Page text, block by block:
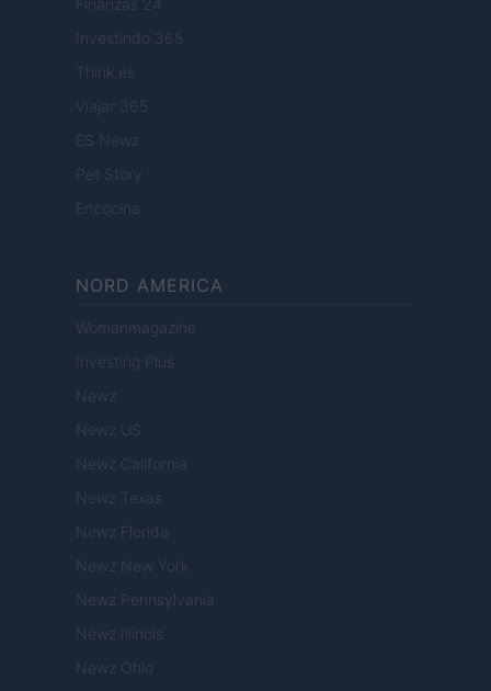
Finanzas 24
Investindo 365
Think.es
Viajar 365
ES Newz
Pet Story
Encocina
NORD AMERICA
Womanmagazine
Investing Plus
Newz
Newz US
Newz California
Newz Texas
Newz Florida
Newz New York
Newz Pennsylvania
Newz Illinois
Newz Ohio